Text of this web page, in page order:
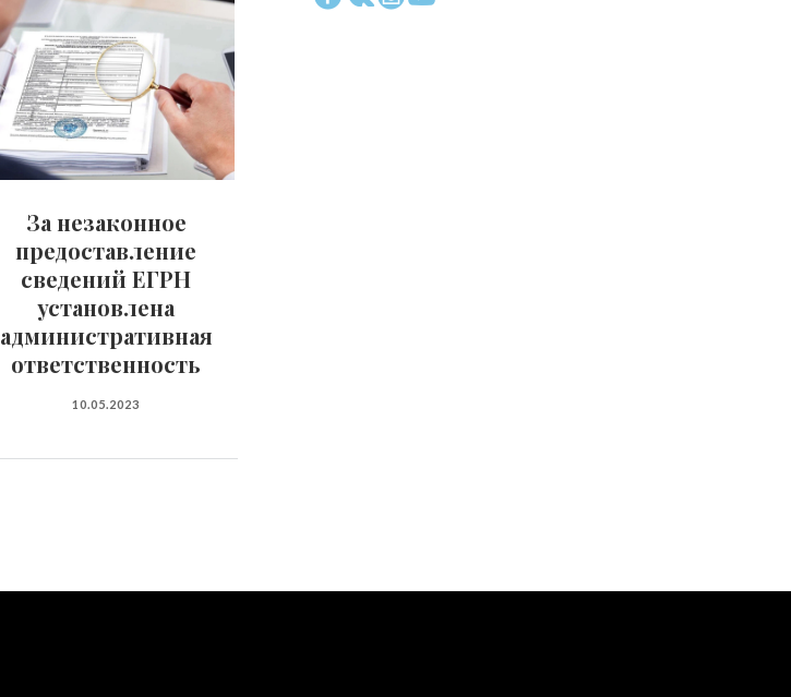
За незаконное
предоставление
сведений ЕГРН
установлена
административная
ответственность
10.05.2023